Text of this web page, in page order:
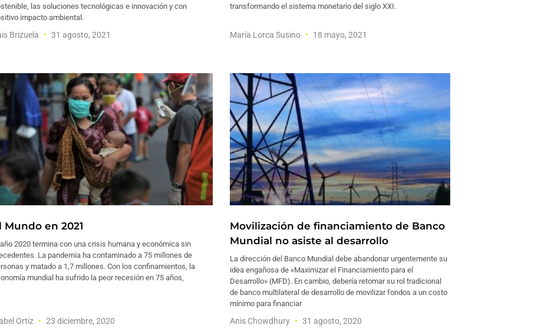
las soluciones tecnológicas e innovación y con
impacto ambiental.
Brizuela 31 agosto, 2021
transformando el sistema monetario del siglo XXI.
María Lorca Susino 18 mayo, 2021
Mundo en 2021
año 2020 termina con una crisis humana y económica sin
La pandemia ha contaminado a 75 millones de
y matado a 1,7 millones. Con los confinamientos, la
mundial ha sufrido la peor recesión en 75 años,
Ortiz 23 diciembre, 2020
Movilización de financiamiento de Banco
Mundial no asiste al desarrollo
La dirección del Banco Mundial debe abandonar urgentemente su
idea engañosa de «Maximizar el Financiamiento para el
Desarrollo» (MFD). En cambio, debería retomar su rol tradicional
de banco multilateral de desarrollo de movilizar fondos a un costo
mínimo para financiar
Anis Chowdhury 31 agosto, 2020